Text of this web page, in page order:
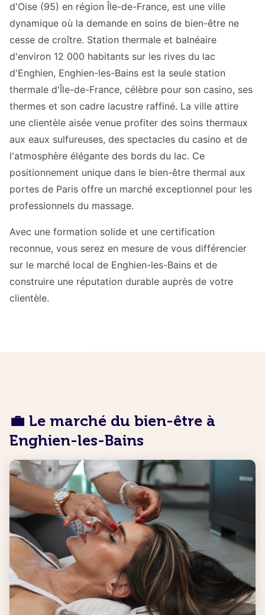
d'Oise (95) en région Île-de-France, est une ville
dynamique où la demande en soins de bien-être ne
cesse de croître. Station thermale et balnéaire
d'environ 12 000 habitants sur les rives du lac
d'Enghien, Enghien-les-Bains est la seule station
thermale d'Île-de-France, célèbre pour son casino, ses
thermes et son cadre lacustre raffiné. La ville attire
une clientèle aisée venue profiter des soins thermaux
aux eaux sulfureuses, des spectacles du casino et de
l'atmosphère élégante des bords du lac. Ce
positionnement unique dans le bien-être thermal aux
portes de Paris offre un marché exceptionnel pour les
professionnels du massage.
Avec une formation solide et une certification
reconnue, vous serez en mesure de vous différencier
sur le marché local de Enghien-les-Bains et de
construire une réputation durable auprès de votre
clientèle.
💼 Le marché du bien-être à
Enghien-les-Bains